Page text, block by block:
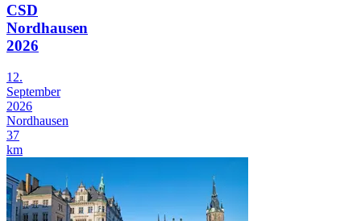
CSD
Nordhausen
2026
12.
September
2026
Nordhausen
37
km